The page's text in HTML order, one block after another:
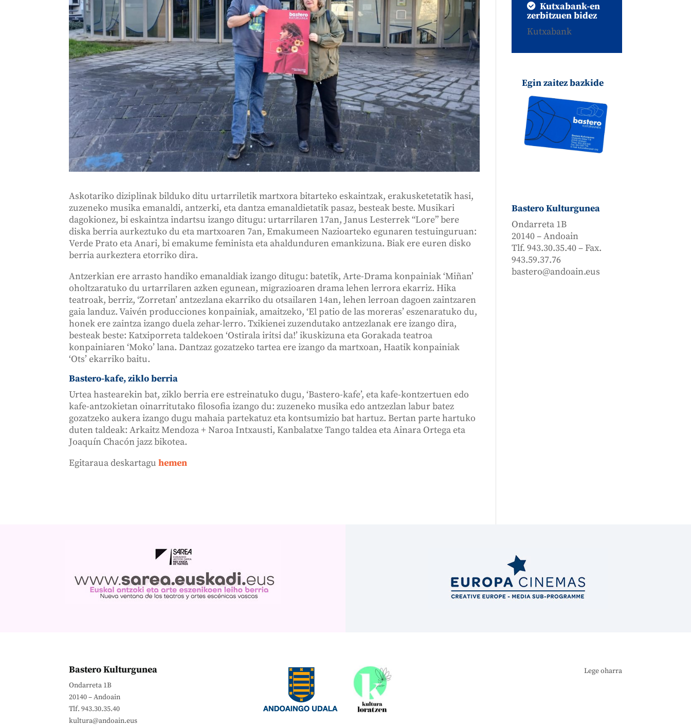
Askotariko diziplinak bilduko ditu urtarriletik martxora bitarteko eskaintzak, erakusketetatik hasi,
zuzeneko musika emanaldi, antzerki, eta dantza emanaldietatik pasaz, besteak beste. Musikari
dagokionez, bi eskaintza indartsu izango ditugu: urtarrilaren 17an, Janus Lesterrek “Lore” bere
diska berria aurkeztuko du eta martxoaren 7an, Emakumeen Nazioarteko egunaren testuinguruan:
Verde Prato eta Anari, bi emakume feminista eta ahaldunduren emankizuna. Biak ere euren disko
berria aurkeztera etorriko dira.
Antzerkian ere arrasto handiko emanaldiak izango ditugu: batetik, Arte-Drama konpainiak ‘Miñan’
oholtzaratuko du urtarrilaren azken egunean, migrazioaren drama lehen lerrora ekarriz. Hika
teatroak, berriz, ‘Zorretan’ antzezlana ekarriko du otsailaren 14an, lehen lerroan dagoen zaintzaren
gaia landuz. Vaivén producciones konpainiak, amaitzeko, ‘El patio de las moreras’ eszenaratuko du,
honek ere zaintza izango duela zehar-lerro. Txikienei zuzendutako antzezlanak ere izango dira,
besteak beste: Katxiporreta taldekoen ‘Ostirala iritsi da!’ ikuskizuna eta Gorakada teatroa
konpainiaren ‘Moko’ lana. Dantzaz gozatzeko tartea ere izango da martxoan, Haatik konpainiak
‘Ots’ ekarriko baitu.
Bastero-kafe, ziklo berria
Urtea hastearekin bat, ziklo berria ere estreinatuko dugu, ‘Bastero-kafe’, eta kafe-kontzertuen edo
kafe-antzokietan oinarritutako filosofia izango du: zuzeneko musika edo antzezlan labur batez
gozatzeko aukera izango dugu mahaia partekatuz eta kontsumizio bat hartuz. Bertan parte hartuko
duten taldeak: Arkaitz Mendoza + Naroa Intxausti, Kanbalatxe Tango taldea eta Ainara Ortega eta
Joaquín Chacón jazz bikotea.
Egitaraua deskartagu hemen
Kutxabank-en
zerbitzuen bidez
Kutxabank
Egin zaitez bazkide
Bastero Kulturgunea
Ondarreta 1B
20140 – Andoain
Tlf. 943.30.35.40 – Fax.
943.59.37.76
bastero@andoain.eus
Bastero Kulturgunea
Ondarreta 1B
20140 – Andoain
Tlf. 943.30.35.40
kultura@andoain.eus
Lege oharra